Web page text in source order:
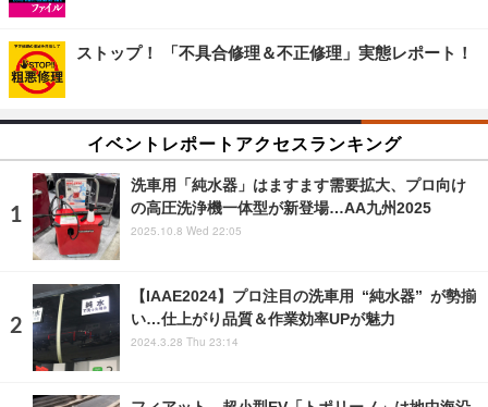
ストップ！ 「不具合修理＆不正修理」実態レポート！
イベントレポートアクセスランキング
洗車用「純水器」はますます需要拡大、プロ向け
の高圧洗浄機一体型が新登場…AA九州2025
2025.10.8 Wed 22:05
【IAAE2024】プロ注目の洗車用 “純水器” が勢揃
い…仕上がり品質＆作業効率UPが魅力
2024.3.28 Thu 23:14